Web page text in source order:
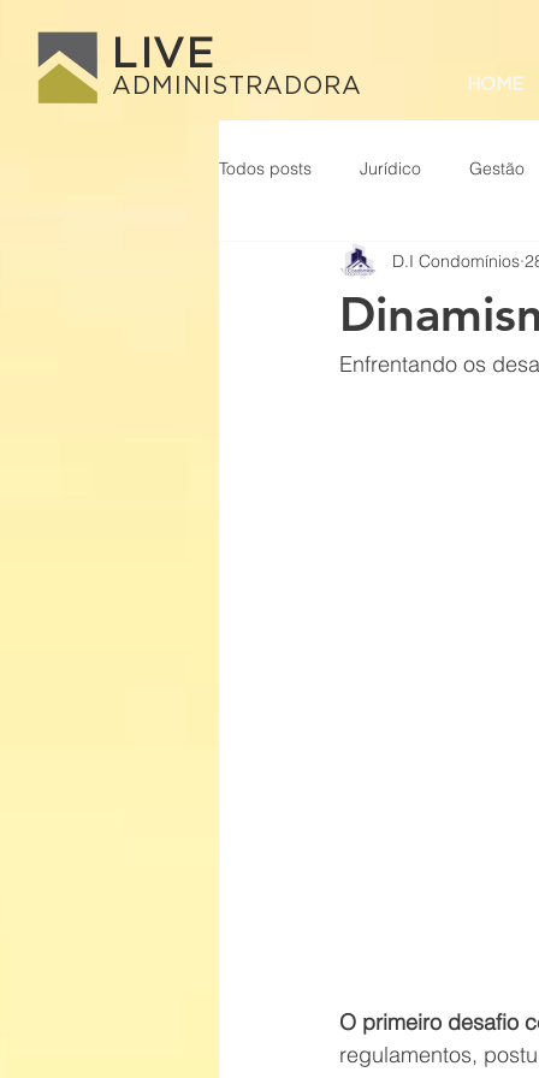
LIVE
ADMINISTRADORA HOME
Todos posts Jurídico Gestão
D.I Condomínios
Enfrentando os
O primeiro desafio
regulamentos,